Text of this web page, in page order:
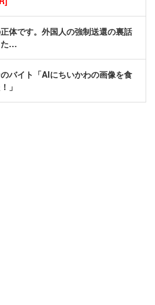
体です。外国人の強制送還の裏話
た…
バイト「AIにちいかわの画像を食
」